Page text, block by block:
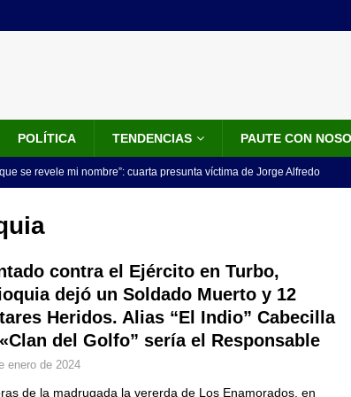
POLÍTICA TENDENCIAS PAUTE CON
se revele mi nombre”: cuarta presunta víctima de Jorge Alfredo
acusó a hombre que habría intentado encubrir el asesinato
accidente de tránsito JUDICIALES
tres denunciantes entregan los detalles de porque se
Vargas JUDICIALES
examen toxicológico a exdirectora del Dapre Angie Rodríguez
contra el Ejército en Turbo,
dejó un Soldado Muerto y 12
Heridos. Alias “El Indio” Cabecilla
del Golfo” sería el Responsable
enero de 2024
de la madrugada la vererda de Los Enamorados, en